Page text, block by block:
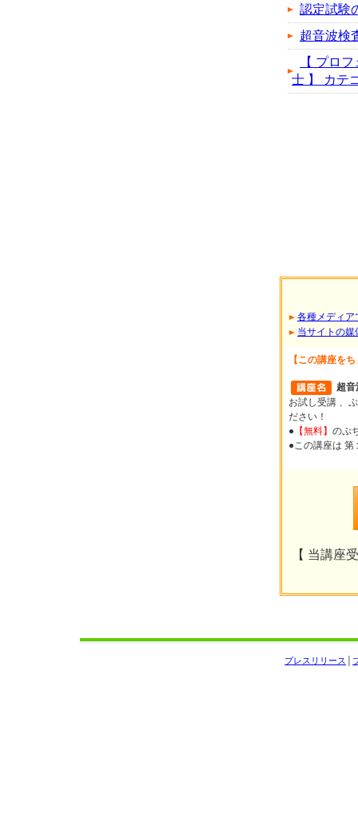
認定試験
超音波検
【 プロ
士 】 カテ
各種メディア
当サイトの媒
【この講座を
超音
お試し受講 、
ださい！
● 【無料】 のぷ
●この講座は 第
【 当講座
プレスリリース